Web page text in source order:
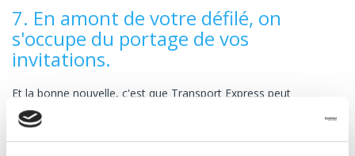
7. En amont de votre défilé, on
s'occupe du portage de vos
invitations.
Et la bonne nouvelle, c'est que Transport Express peut
distribuer
en 24, 48 ou 72 heures. Sans compter que l’on peut aussi
s’occuper dutri, de la mise sous pli, de l’étiquetage et du